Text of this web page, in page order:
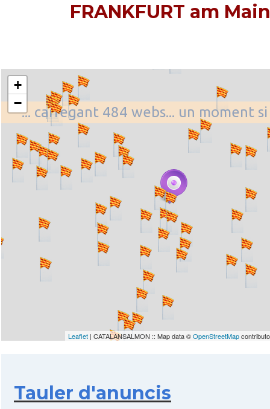
FRANKFURT am Main
... carregant 484 webs... un moment
+
−
Leaflet | CATALANSALMON :: Map data ©OpenStreetMap
Tauler d'anuncis